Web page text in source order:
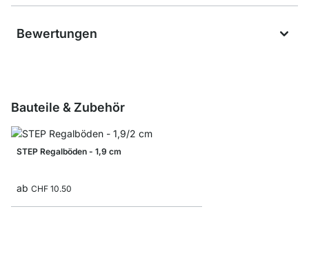
Bewertungen
Bauteile & Zubehör
STEP Regalböden - 1,9 cm
ab CHF 10.50